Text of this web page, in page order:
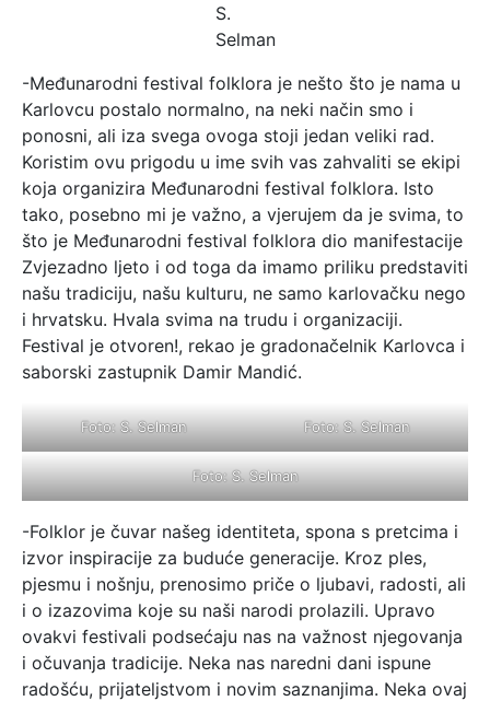
S.
Selman
-Međunarodni festival folklora je nešto što je nama u
Karlovcu postalo normalno, na neki način smo i
ponosni, ali iza svega ovoga stoji jedan veliki rad.
Koristim ovu prigodu u ime svih vas zahvaliti se ekipi
koja organizira Međunarodni festival folklora. Isto
tako, posebno mi je važno, a vjerujem da je svima, to
što je Međunarodni festival folklora dio manifestacije
Zvjezadno ljeto i od toga da imamo priliku predstaviti
našu tradiciju, našu kulturu, ne samo karlovačku nego
i hrvatsku. Hvala svima na trudu i organizaciji.
Festival je otvoren!, rekao je gradonačelnik Karlovca i
saborski zastupnik Damir Mandić.
Foto: S. Selman Foto: S. Selman
Foto: S. Selman
-Folklor je čuvar našeg identiteta, spona s pretcima i
izvor inspiracije za buduće generacije. Kroz ples,
pjesmu i nošnju, prenosimo priče o ljubavi, radosti, ali
i o izazovima koje su naši narodi prolazili. Upravo
ovakvi festivali podsećaju nas na važnost njegovanja
i očuvanja tradicije. Neka nas naredni dani ispune
radošću, prijateljstvom i novim saznanjima. Neka ovaj